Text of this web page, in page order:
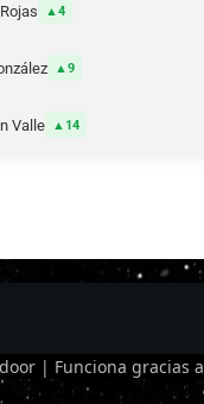
4
9
Valle 14
| Funciona gracias a